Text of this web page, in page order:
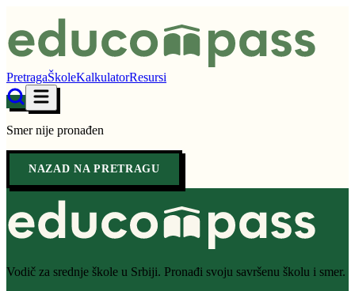
PretragaŠkoleKalkulatorResursi
Smer nije pronađen
NAZAD NA PRETRAGU
Vodič za srednje škole u Srbiji. Pronađi svoju savršenu školu i smer.